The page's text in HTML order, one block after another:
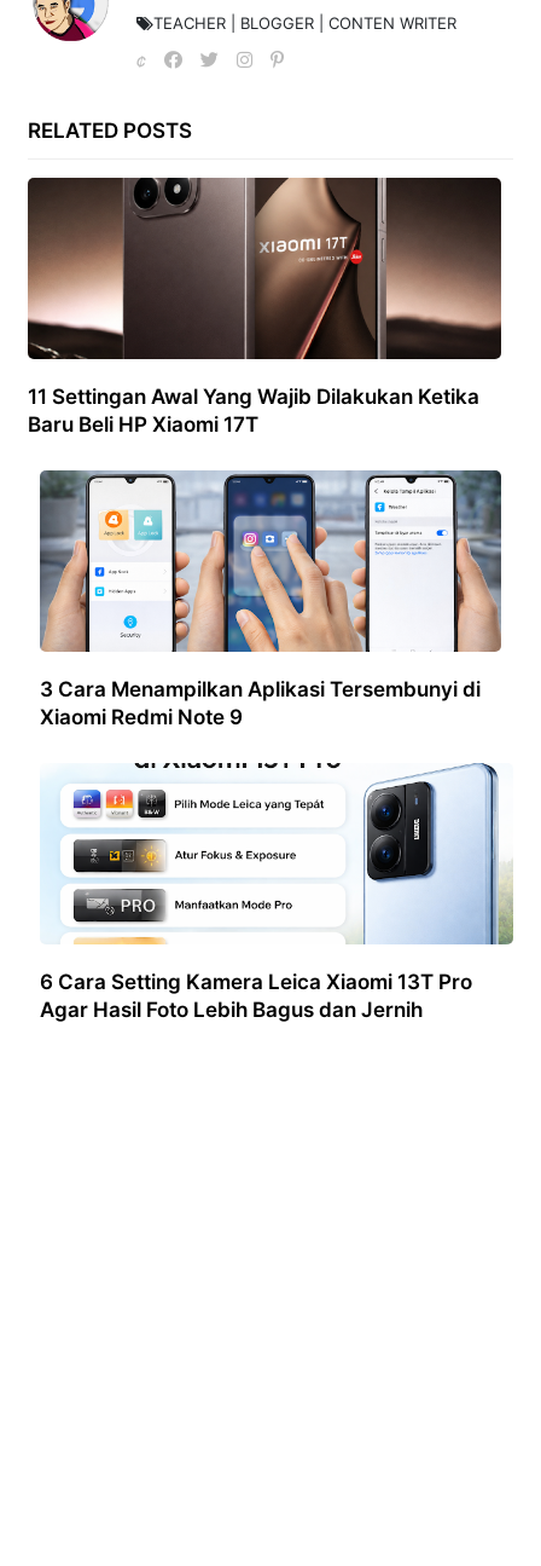
TEACHER | BLOGGER | CONTEN WRITER
RELATED POSTS
11 Settingan Awal Yang Wajib Dilakukan Ketika
Baru Beli HP Xiaomi 17T
3 Cara Menampilkan Aplikasi Tersembunyi di
Xiaomi Redmi Note 9
6 Cara Setting Kamera Leica Xiaomi 13T Pro
Agar Hasil Foto Lebih Bagus dan Jernih